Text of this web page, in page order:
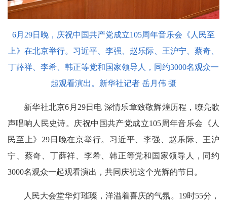
6月29日晚，庆祝中国共产党成立105周年音乐会《人民至
上》在北京举行。习近平、李强、赵乐际、王沪宁、蔡奇、
丁薛祥、李希、韩正等党和国家领导人，同约3000名观众一
起观看演出。新华社记者 岳月伟 摄
新华社北京6月29日电 深情乐章致敬辉煌历程，嘹亮歌
声唱响人民史诗。庆祝中国共产党成立105周年音乐会《人
民至上》29日晚在京举行。习近平、李强、赵乐际、王沪
宁、蔡奇、丁薛祥、李希、韩正等党和国家领导人，同约
3000名观众一起观看演出，共同庆祝这个光辉的节日。
人民大会堂华灯璀璨，洋溢着喜庆的气氛。19时55分，